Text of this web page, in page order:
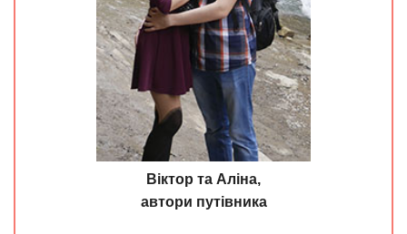
Віктор та Аліна,
автори путівника